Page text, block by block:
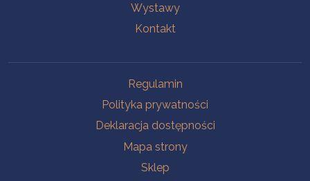
Wystawy
Kontakt
Regulamin
Polityka prywatności
Deklaracja dostępności
Mapa strony
Sklep